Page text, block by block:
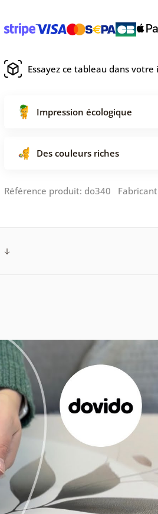
Essayez ce tableau dans
Impression écologique
Des couleurs riches
Référence produit: do340